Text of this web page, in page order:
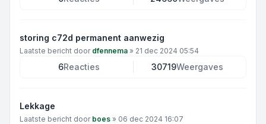
storing c72d permanent aanwezig
Laatste bericht door dfennema » 21 dec 2024 05:54
6Reacties 30719Weergaves
Lekkage
Laatste bericht door boes » 06 dec 2024 16:07